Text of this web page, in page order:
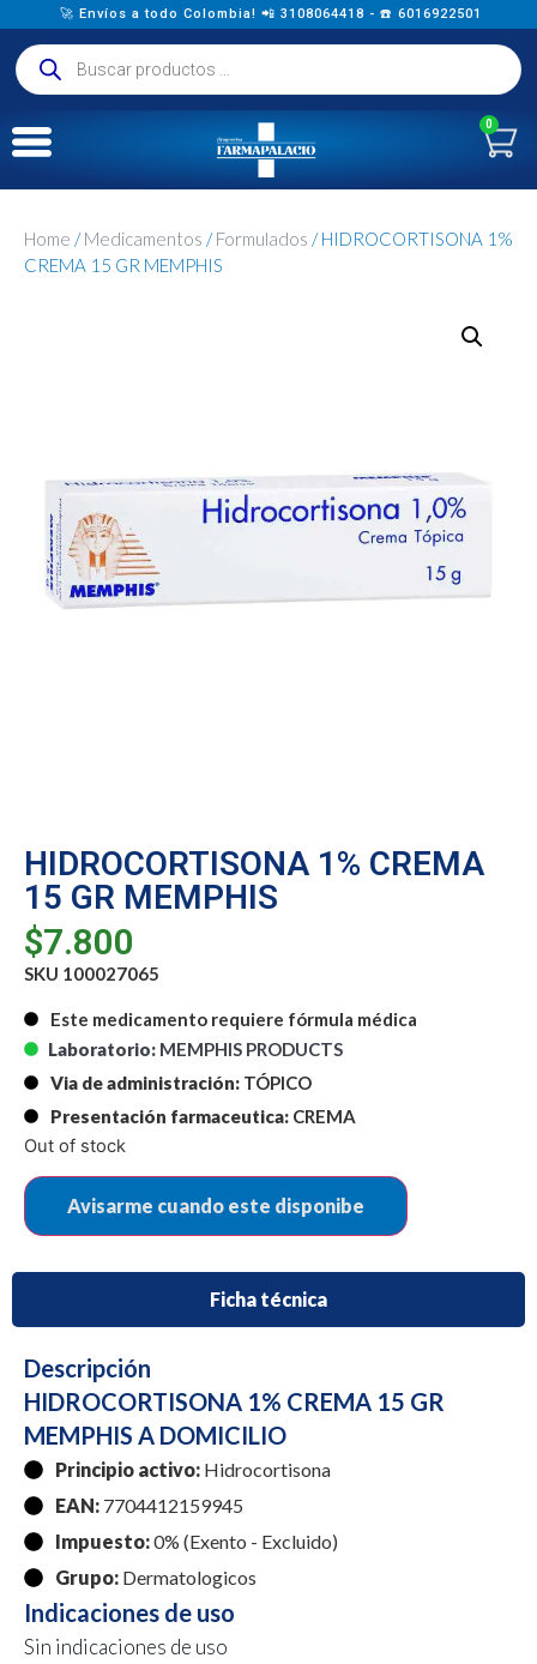
🚀 Envíos a todo Colombia! 📲 3108064418 - ☎️ 6016922501
0
Home /Medicamentos /Formulados / HIDROCORTISONA 1%
CREMA 15 GR MEMPHIS
HIDROCORTISONA 1% CREMA
15 GR MEMPHIS
$7.800
SKU 100027065
Este medicamento requiere fórmula médica
Laboratorio: MEMPHIS PRODUCTS
Via de administración: TÓPICO
Presentación farmaceutica: CREMA
Out of stock
Ficha técnica
Descripción
HIDROCORTISONA 1% CREMA 15 GR
MEMPHIS A DOMICILIO
Principio activo: Hidrocortisona
EAN: 7704412159945
Impuesto:0% (Exento - Excluido)
Grupo: Dermatologicos
Indicaciones de uso
Sin indicaciones de uso